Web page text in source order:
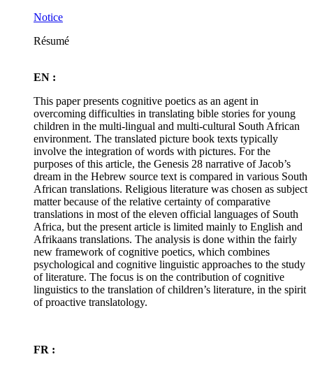
Notice
Résumé
EN :
This paper presents cognitive poetics as an agent in
overcoming difficulties in translating bible stories for young
children in the multi-lingual and multi-cultural South African
environment. The translated picture book texts typically
involve the integration of words with pictures. For the
purposes of this article, the Genesis 28 narrative of Jacob’s
dream in the Hebrew source text is compared in various South
African translations. Religious literature was chosen as subject
matter because of the relative certainty of comparative
translations in most of the eleven official languages of South
Africa, but the present article is limited mainly to English and
Afrikaans translations. The analysis is done within the fairly
new framework of cognitive poetics, which combines
psychological and cognitive linguistic approaches to the study
of literature. The focus is on the contribution of cognitive
linguistics to the translation of children’s literature, in the spirit
of proactive translatology.
FR :